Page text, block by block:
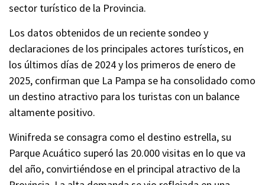
sector turístico de la Provincia.
Los datos obtenidos de un reciente sondeo y
declaraciones de los principales actores turísticos, en
los últimos días de 2024 y los primeros de enero de
2025, confirman que La Pampa se ha consolidado como
un destino atractivo para los turistas con un balance
altamente positivo.
Winifreda se consagra como el destino estrella, su
Parque Acuático superó las 20.000 visitas en lo que va
del año, convirtiéndose en el principal atractivo de la